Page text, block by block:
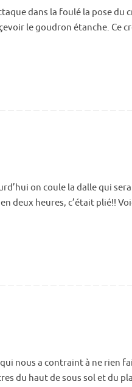
dans la foulé la pose du
le goudron étanche. Ce
on coule la dalle qui
deux heures, c’était plié!!
nous a contraint à ne rien
du haut de sous sol et du